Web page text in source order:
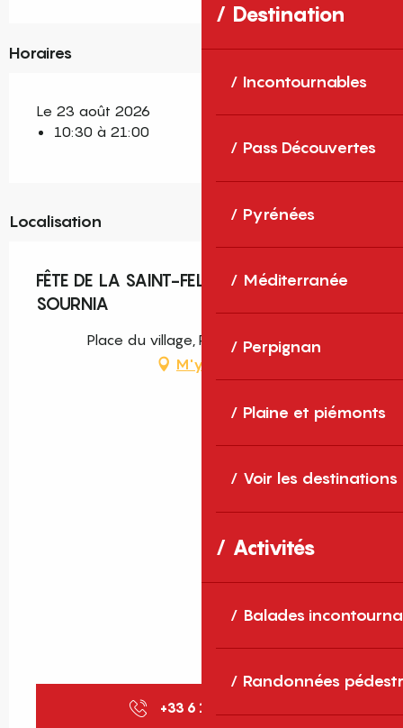
Destination
Incontournables
Pass Découvertes
Pyrénées
Méditerranée
Perpignan
Plaine et piémonts
Voir les destinations
Activités
Balades
Randonnées
Horaires
Le 23 août 2026
10:30 à 21:00
Localisation
FÊTE DE LA SAINT-FELIX - PRATS DE
SOURNIA
Place du village, Prats-de-Sournia
M'y rendre
+33 6 16 02 06